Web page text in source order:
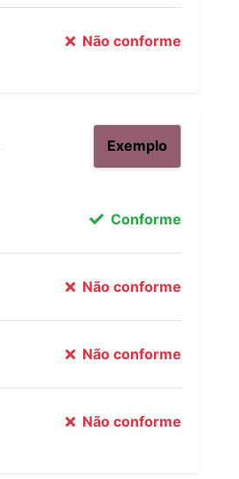
Não conforme
Exemplo
Conforme
Não conforme
Não conforme
Não conforme